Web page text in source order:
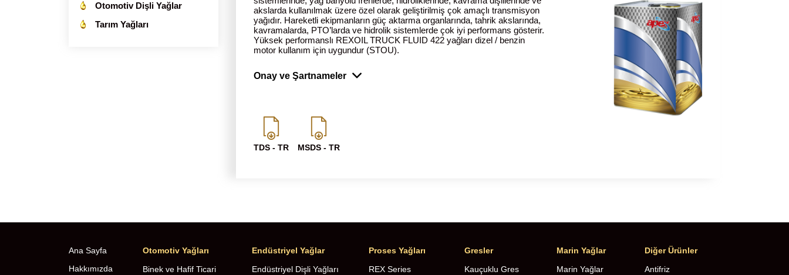
Otomotiv Dişli Yağlar
Tarım Yağları
akslarda kullanılmak üzere özel olarak geliştirilmiş çok amaçlı transmisyon
yağıdır. Hareketli ekipmanların güç aktarma organlarında, tahrik akslarında,
kavramalarda, PTO’larda ve hidrolik sistemlerde çok iyi performans gösterir.
Yüksek performanslı REXOIL TRUCK FLUID 422 yağları dizel / benzin
motor kullanım için uygundur (STOU).
Onay ve Şartnameler
TDS - TR MSDS - TR
Ana Sayfa
Hakkımızda
Otomotiv Yağları
Binek ve Hafif Ticari
Endüstriyel Yağlar
Endüstriyel Dişli Yağları
Proses Yağları
REX Series
Gresler
Kauçuklu Gres
Marin Yağlar
Marin Yağlar
Diğer Ürünler
Antifriz